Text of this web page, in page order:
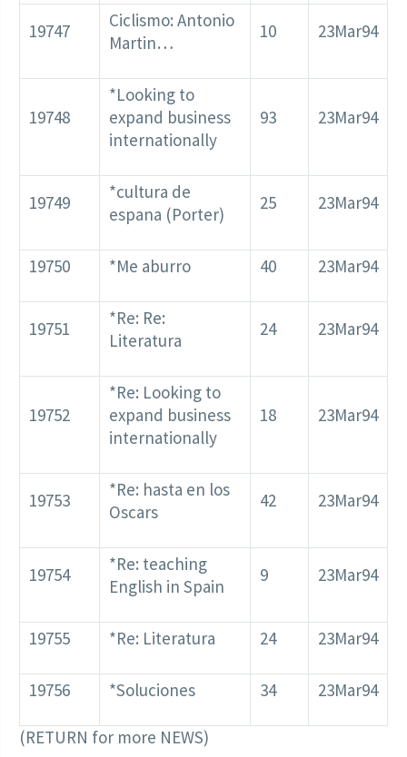
19747
Ciclismo: Antonio
Martin…
10 23Mar94
19748
*Looking to
expand business
internationally
93 23Mar94
19749
*cultura de
espana (Porter)
25 23Mar94
19750 *Me aburro 40 23Mar94
19751
*Re: Re:
Literatura
24 23Mar94
19752
*Re: Looking to
expand business
internationally
18 23Mar94
19753
*Re: hasta en los
Oscars
42 23Mar94
19754
*Re: teaching
English in Spain
9 23Mar94
19755 *Re: Literatura 24 23Mar94
19756 *Soluciones 34 23Mar94
(RETURN for more NEWS)